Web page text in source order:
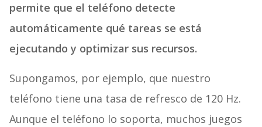
permite que el teléfono detecte
automáticamente qué tareas se está
ejecutando y optimizar sus recursos.
Supongamos, por ejemplo, que nuestro
teléfono tiene una tasa de refresco de 120 Hz.
Aunque el teléfono lo soporta, muchos juegos